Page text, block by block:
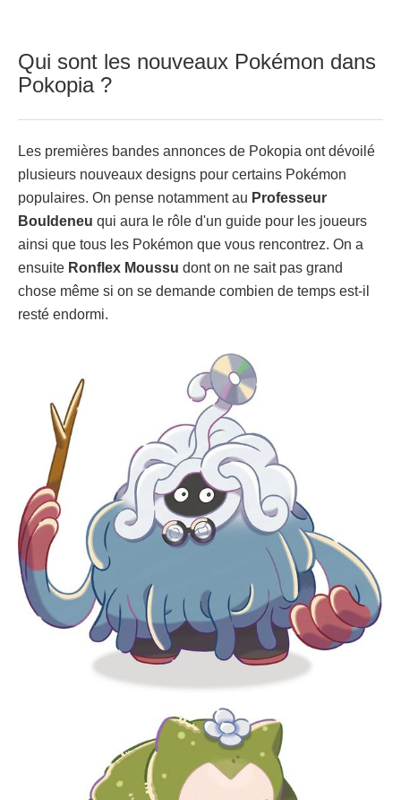
Qui sont les nouveaux Pokémon dans
Pokopia ?
Les premières bandes annonces de Pokopia ont dévoilé
plusieurs nouveaux designs pour certains Pokémon
populaires. On pense notamment au Professeur
Bouldeneu qui aura le rôle d'un guide pour les joueurs
ainsi que tous les Pokémon que vous rencontrez. On a
ensuite Ronflex Moussu dont on ne sait pas grand
chose même si on se demande combien de temps est-il
resté endormi.